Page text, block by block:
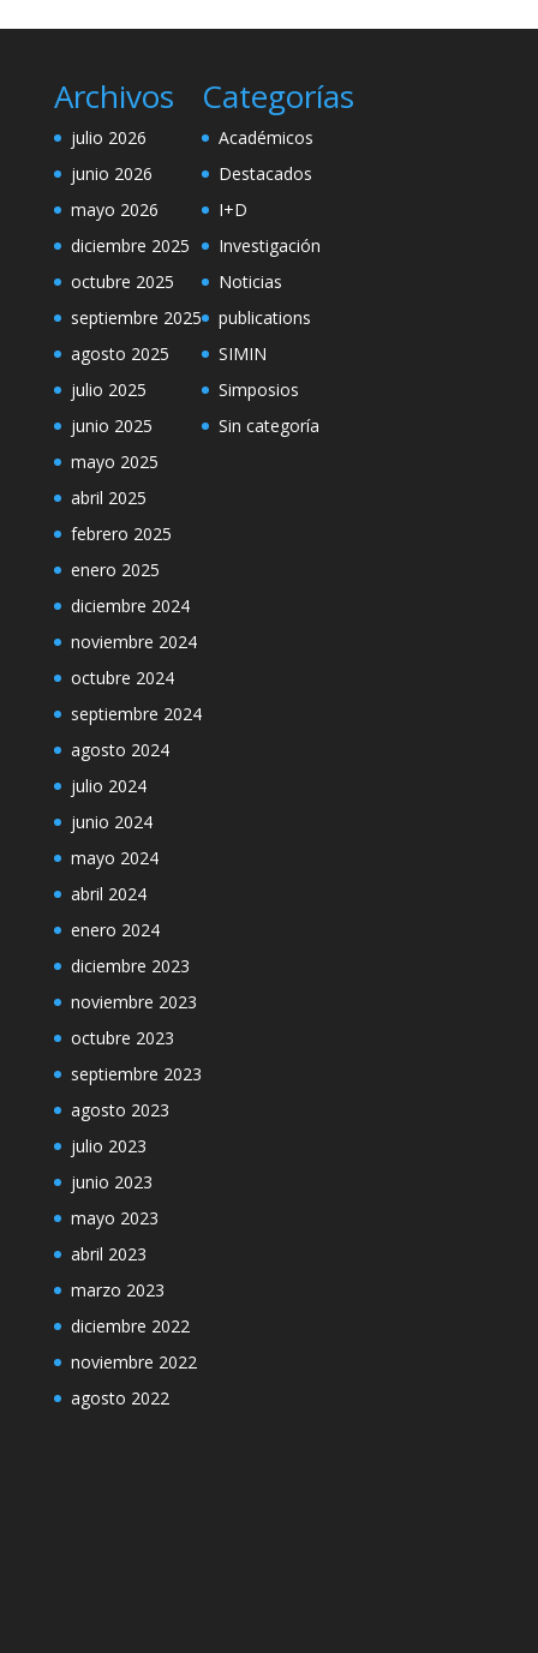
Archivos
julio 2026
junio 2026
mayo 2026
diciembre 2025
octubre 2025
septiembre 2025
agosto 2025
julio 2025
junio 2025
mayo 2025
abril 2025
febrero 2025
enero 2025
diciembre 2024
noviembre 2024
octubre 2024
septiembre 2024
agosto 2024
julio 2024
junio 2024
mayo 2024
abril 2024
enero 2024
diciembre 2023
noviembre 2023
octubre 2023
septiembre 2023
agosto 2023
julio 2023
junio 2023
mayo 2023
abril 2023
marzo 2023
diciembre 2022
noviembre 2022
agosto 2022
Categorías
Académicos
Destacados
I+D
Investigación
Noticias
publications
SIMIN
Simposios
Sin categoría